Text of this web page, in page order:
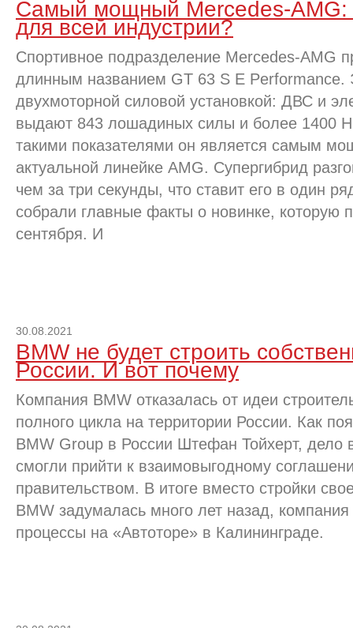
Самый мощный Mercedes-AMG:
для всей индустрии?
Спортивное подразделение Mercedes-AMG
длинным названием GT 63 S E Performance.
двухмоторной силовой установкой: ДВС и
выдают 843 лошадиных силы и более 1400
такими показателями он является самым
актуальной линейке AMG. Супергибрид
чем за три секунды, что ставит его в один
собрали главные факты о новинке, которую
сентября. И
30.08.2021
BMW не будет строить
России. И вот почему
Компания BMW отказалась от идеи
полного цикла на территории России. Как
BMW Group в России Штефан Тойхерт, дело
смогли прийти к взаимовыгодному
правительством. В итоге вместо стройки
BMW задумалась много лет назад,
процессы на «Автоторе» в Калининграде.